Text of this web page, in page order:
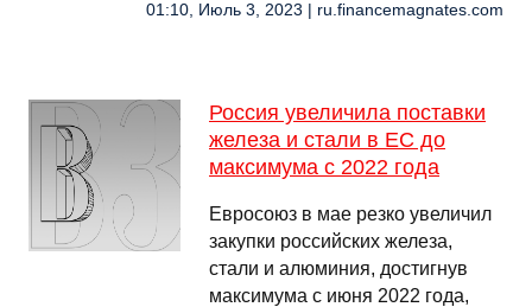
01:10, Июль 3, 2023 | ru.financemagnates.com
Россия увеличила поставки
железа и стали в ЕС до
максимума с 2022 года
Евросоюз в мае резко увеличил
закупки российских железа,
стали и алюминия, достигнув
максимума с июня 2022 года,